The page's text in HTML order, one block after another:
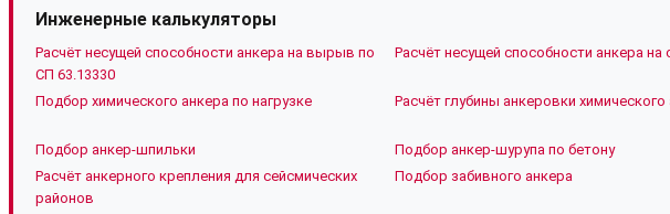
Инженерные калькуляторы
Расчёт несущей способности анкера на вырыв по
СП 63.13330
Расчёт несущей способности анкера на
Подбор химического анкера по нагрузке Расчёт глубины анкеровки химического
Подбор анкер-шпильки
Подбор анкер-шурупа по бетону
Расчёт анкерного крепления для сейсмических
районов
Подбор забивного анкера